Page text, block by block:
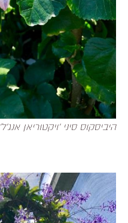
היביסקוס סיני 'ויקטוריאן אנג'ל'